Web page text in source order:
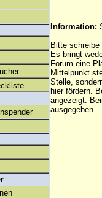
Information:
Bitte
Es bringt
Forum eine
Mittelpunkt
Stelle,
hier fördern.
angezeigt.
ausgegeben.